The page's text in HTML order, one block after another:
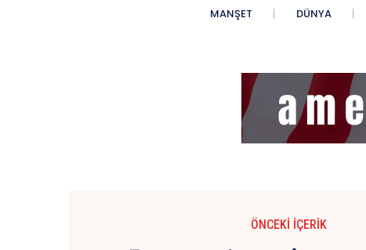
MANŞET DÜNYA
ÖNCEKI İÇERIK